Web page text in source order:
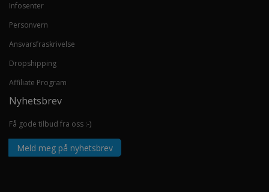
Infosenter
Personvern
Ansvarsfraskrivelse
Dropshipping
Affiliate Program
Nyhetsbrev
Få gode tilbud fra oss :-)
Meld meg på nyhetsbrev